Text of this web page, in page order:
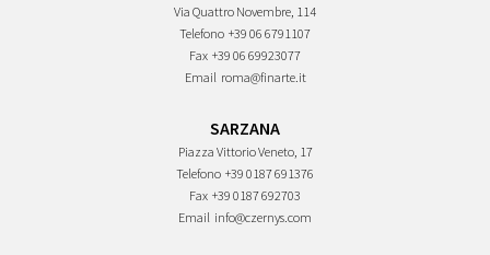
Via Quattro Novembre, 114
Telefono +39 06 6791107
Fax +39 06 69923077
Email roma@finarte.it
SARZANA
Piazza Vittorio Veneto, 17
Telefono +39 0187 691376
Fax +39 0187 692703
Email info@czernys.com